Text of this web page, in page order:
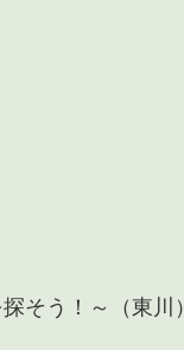
そう！～（東川）